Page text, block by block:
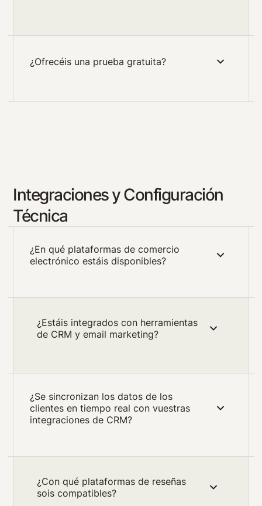
¿Ofrecéis una prueba gratuita?
Integraciones y Configuración
Técnica
¿En qué plataformas de comercio
electrónico estáis disponibles?
¿Estáis integrados con herramientas
de CRM y email marketing?
¿Se sincronizan los datos de los
clientes en tiempo real con vuestras
integraciones de CRM?
¿Con qué plataformas de reseñas
sois compatibles?